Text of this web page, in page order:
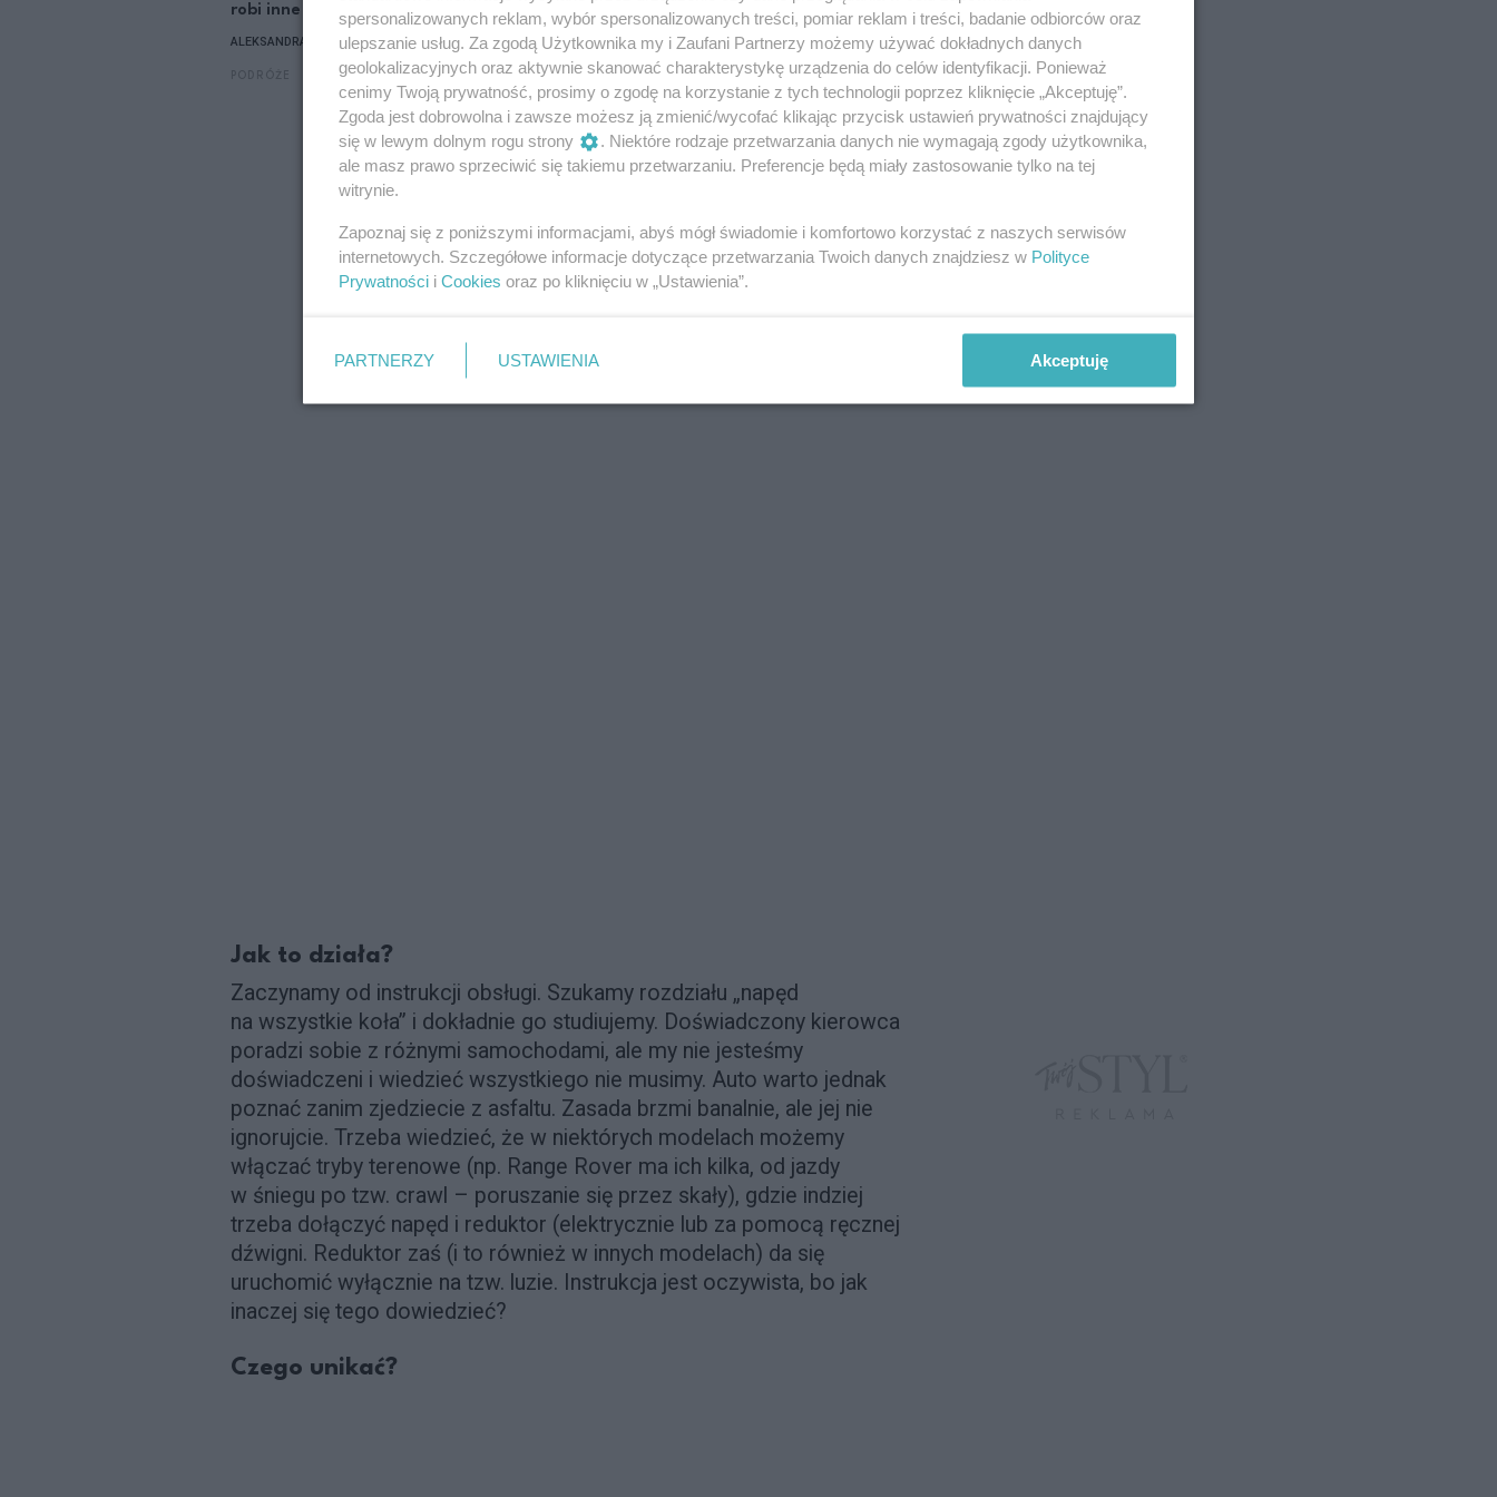
robi inne wrażenie
ALEKSANDRA KWAŚNIEWSKA
MARCIN KASPRZAK
PODRÓŻE
Larga XXII Marzo
KATARZYNA DYŁŁO
PODRÓŻE
AGNIESZKA NIERADZKA-
PODRÓŻE
Jak to działa?
Zaczynamy od instrukcji obsługi. Szukamy rozdziału „napęd
na wszystkie koła” i dokładnie go studiujemy. Doświadczony kierowca
poradzi sobie z różnymi samochodami, ale my nie jesteśmy
doświadczeni i wiedzieć wszystkiego nie musimy. Auto warto jednak
poznać zanim zjedziecie z asfaltu. Zasada brzmi banalnie, ale jej nie
ignorujcie. Trzeba wiedzieć, że w niektórych modelach możemy
włączać tryby terenowe (np. Range Rover ma ich kilka, od jazdy
w śniegu po tzw. crawl – poruszanie się przez skały), gdzie indziej
trzeba dołączyć napęd i reduktor (elektrycznie lub za pomocą ręcznej
dźwigni. Reduktor zaś (i to również w innych modelach) da się
uruchomić wyłącznie na tzw. luzie. Instrukcja jest oczywista, bo jak
inaczej się tego dowiedzieć?
Czego unikać?
spersonalizowanych reklam, wybór spersonalizowanych treści, pomiar reklam i treści, badanie odbiorców oraz
ulepszanie usług. Za zgodą Użytkownika my i Zaufani Partnerzy możemy używać dokładnych danych
geolokalizacyjnych oraz aktywnie skanować charakterystykę urządzenia do celów identyfikacji. Ponieważ
cenimy Twoją prywatność, prosimy o zgodę na korzystanie z tych technologii poprzez kliknięcie „Akceptuję”.
Zgoda jest dobrowolna i zawsze możesz ją zmienić/wycofać klikając przycisk ustawień prywatności znajdujący
się w lewym dolnym rogu strony
. Niektóre rodzaje przetwarzania danych nie wymagają zgody użytkownika,
ale masz prawo sprzeciwić się takiemu przetwarzaniu. Preferencje będą miały zastosowanie tylko na tej
witrynie.
Zapoznaj się z poniższymi informacjami, abyś mógł świadomie i komfortowo korzystać z naszych serwisów
internetowych. Szczegółowe informacje dotyczące przetwarzania Twoich danych znajdziesz w Polityce
Prywatności i Cookies oraz po kliknięciu w „Ustawienia”.
PARTNERZY USTAWIENIA Akceptuję